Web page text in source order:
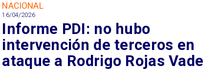
NACIONAL
16/04/2026
Informe PDI: no hubo
intervención de terceros en
ataque a Rodrigo Rojas Vade